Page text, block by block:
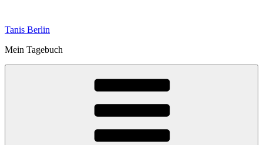
springen
Tanis Berlin
Mein Tagebuch